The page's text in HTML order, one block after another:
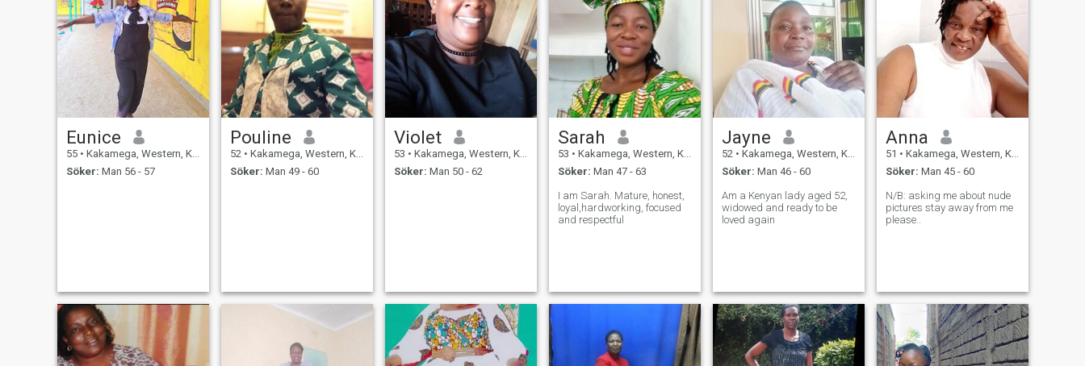
Eunice
55 • Kakamega, Western, Kenya
Söker: Man 56 - 57
Pouline
52 • Kakamega, Western, Kenya
Söker: Man 49 - 60
Violet
53 • Kakamega, Western, Kenya
Söker: Man 50 - 62
Sarah
53 • Kakamega, Western, Kenya
Söker: Man 47 - 63
I am Sarah. Mature, honest,
loyal,hardworking, focused
and respectful
Jayne
52 • Kakamega, Western, Kenya
Söker: Man 46 - 60
Am a Kenyan lady aged 52,
widowed and ready to be
loved again
Anna
51 • Kakamega, Western, Kenya
Söker: Man 45 - 60
N/B: asking me about nude
pictures stay away from me
please..